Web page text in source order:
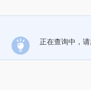
正在查询中，